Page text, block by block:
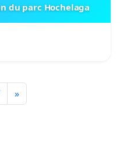
du parc Hochelaga
»